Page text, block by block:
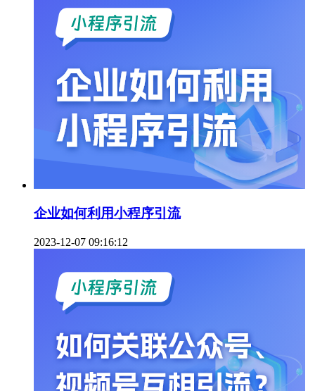
企业如何利用小程序引流
2023-12-07 09:16:12